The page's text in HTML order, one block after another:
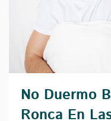
No Duermo
Ronca En